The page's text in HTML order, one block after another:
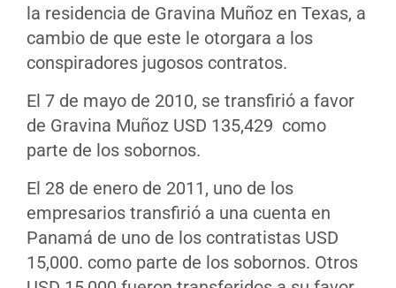
la residencia de Gravina Muñoz en Texas, a
cambio de que este le otorgara a los
conspiradores jugosos contratos.
El 7 de mayo de 2010, se transfirió a favor
de Gravina Muñoz USD 135,429 como
parte de los sobornos.
El 28 de enero de 2011, uno de los
empresarios transfirió a una cuenta en
Panamá de uno de los contratistas USD
15,000. como parte de los sobornos. Otros